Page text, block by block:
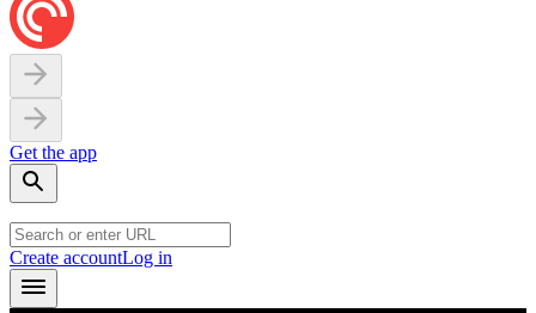
Get the app
Create accountLog in